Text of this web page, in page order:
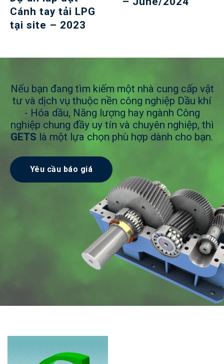
Cánh tay tải LPG
tại site – 2023
Nếu bạn đang tìm kiếm một nhà cung cấp vật
tư và dịch vụ thuộc nền công nghiệp Dầu khí
- Hóa dầu, Năng lượng hay ngành Công
nghiệp chung đầy uy tín và chuyên nghiệp, thì
GETS là một lựa chọn phù hợp dành cho bạn.
Yêu cầu báo giá